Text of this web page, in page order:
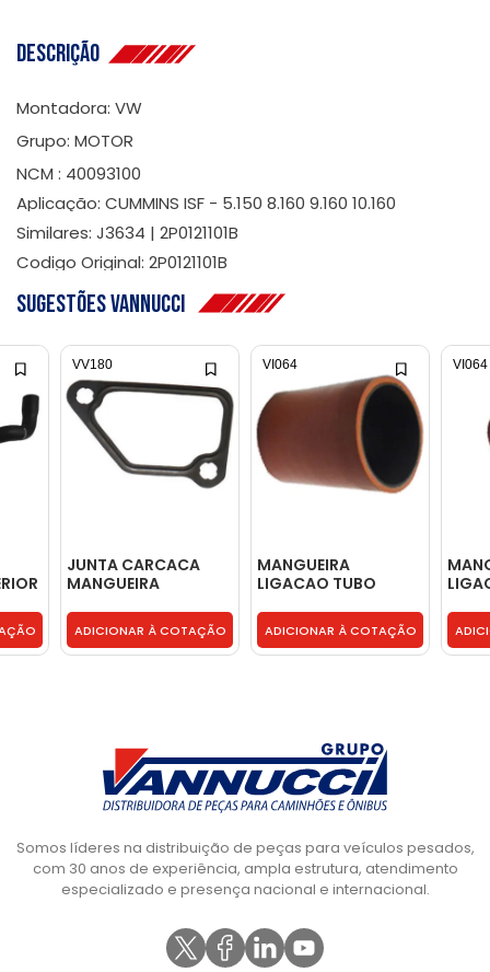
Descrição
Montadora: VW
Grupo: MOTOR
NCM : 40093100
Aplicação: CUMMINS ISF - 5.150 8.160 9.160 10.160
Similares: J3634 | 2P0121101B
Codigo Original: 2P0121101B
Sugestões Vannucci
JUNTA CARCACA
MANGUEIRA
- 8149301
ADICIONAR À COTAÇÃO
VV180
MANGUEIRA
LIGACAO TUBO
SUPERIOR - 4863962
ADICIONAR À COTAÇÃO
VI064 VI064
Somos líderes na distribuição de peças para veículos pesados,
com 30 anos de experiência, ampla estrutura, atendimento
especializado e presença nacional e internacional.